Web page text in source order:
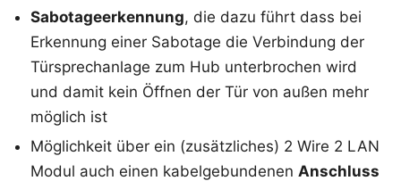
Sabotageerkennung, die dazu führt dass bei
Erkennung einer Sabotage die Verbindung der
Türsprechanlage zum Hub unterbrochen wird
und damit kein Öffnen der Tür von außen mehr
möglich ist
Möglichkeit über ein (zusätzliches) 2 Wire 2 LAN
Modul auch einen kabelgebundenen Anschluss